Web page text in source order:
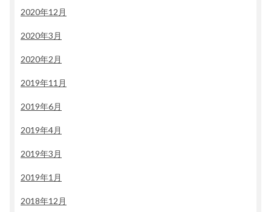
2020年12月
2020年3月
2020年2月
2019年11月
2019年6月
2019年4月
2019年3月
2019年1月
2018年12月